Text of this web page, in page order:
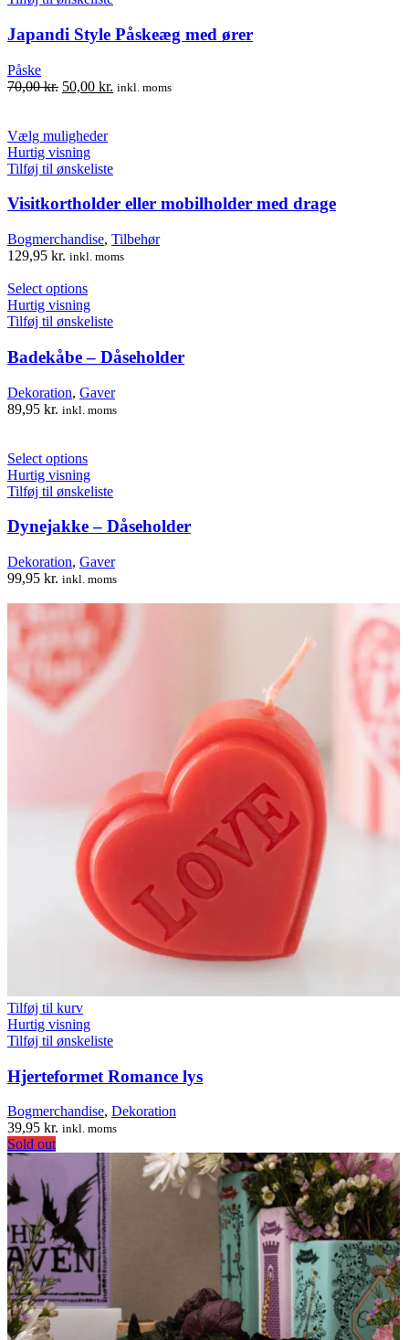
varianter.
Mulighederne
vælges
på
Japandi Style Påskeæg med ører
Påske
70,00kr. Den
var:
70,00 kr..
50,00 kr. Den
inkl. moms
Vælg mulighederDette
har
varianter.
kan
vælges
Hurtig visning
Tilføj til ønskeliste
Visitkortholder eller mobilholder med drage
Bogmerchandise, Tilbehør
129,95 kr. inkl. moms
Select options
Hurtig visning
Tilføj til ønskeliste
Badekåbe – Dåseholder
Dekoration, Gaver
89,95 kr. inkl. moms
Select options
Hurtig visning
Tilføj til ønskeliste
Dynejakke – Dåseholder
Dekoration, Gaver
99,95 kr. inkl. moms
Tilføj til kurv
Hurtig visning
Tilføj til ønskeliste
Hjerteformet Romance lys
Bogmerchandise, Dekoration
39,95 kr. inkl. moms
Sold out